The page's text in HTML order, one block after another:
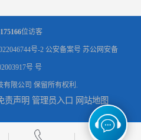
液压泵报价
位访客
号-2 公安备案号 苏公网安备
号 号
有限公司 保留所有权利.
责声明 管理员入口 网站地图